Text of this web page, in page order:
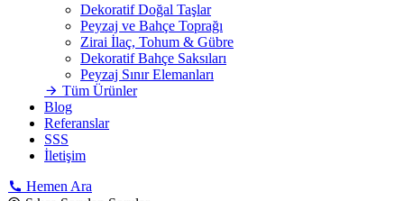
Dekoratif Doğal Taşlar
Peyzaj ve Bahçe Toprağı
Zirai İlaç, Tohum & Gübre
Dekoratif Bahçe Saksıları
Peyzaj Sınır Elemanları
Tüm Ürünler
Blog
Referanslar
SSS
İletişim
Hemen Ara